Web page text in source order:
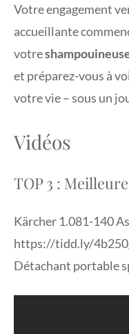
Votre engagement
accueillante
votre
et préparez-vous à
votre vie – sous un
Vidéos
TOP 3 :
Kärcher 1.081-140
https://tidd.ly/
Détachant portable